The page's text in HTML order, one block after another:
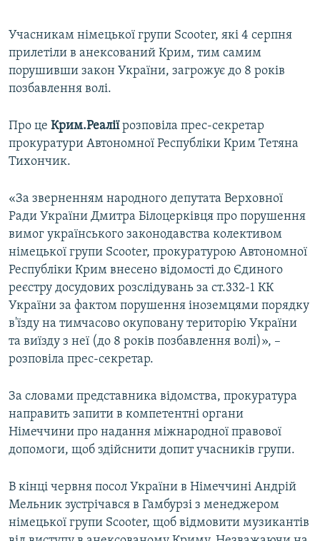
Усі сайти RFE/RL
Учасникам німецької групи Scooter, які 4 серпня
прилетіли в анексований Крим, тим самим
порушивши закон України, загрожує до 8 років
позбавлення волі.
Про це Крим.Реаліїрозповіла прес-секретар
прокуратури Автономної Республіки Крим Тетяна
Тихончик.
«За зверненням народного депутата Верховної
Ради України Дмитра Білоцерківця про порушення
вимог українського законодавства колективом
німецької групи Scooter, прокуратурою Автономної
Республіки Крим внесено відомості до Єдиного
реєстру досудових розслідувань за ст.332-1 КК
України за фактом порушення іноземцями порядку
в'їзду на тимчасово окуповану територію України
та виїзду з неї (до 8 років позбавлення волі)», –
розповіла прес-секретар.
За словами представника відомства, прокуратура
направить запити в компетентні органи
Німеччини про надання міжнародної правової
допомоги, щоб здійснити допит учасників групи.
В кінці червня посол України в Німеччині Андрій
Мельник зустрічався в Гамбурзі з менеджером
німецької групи Scooter, щоб відмовити музикантів